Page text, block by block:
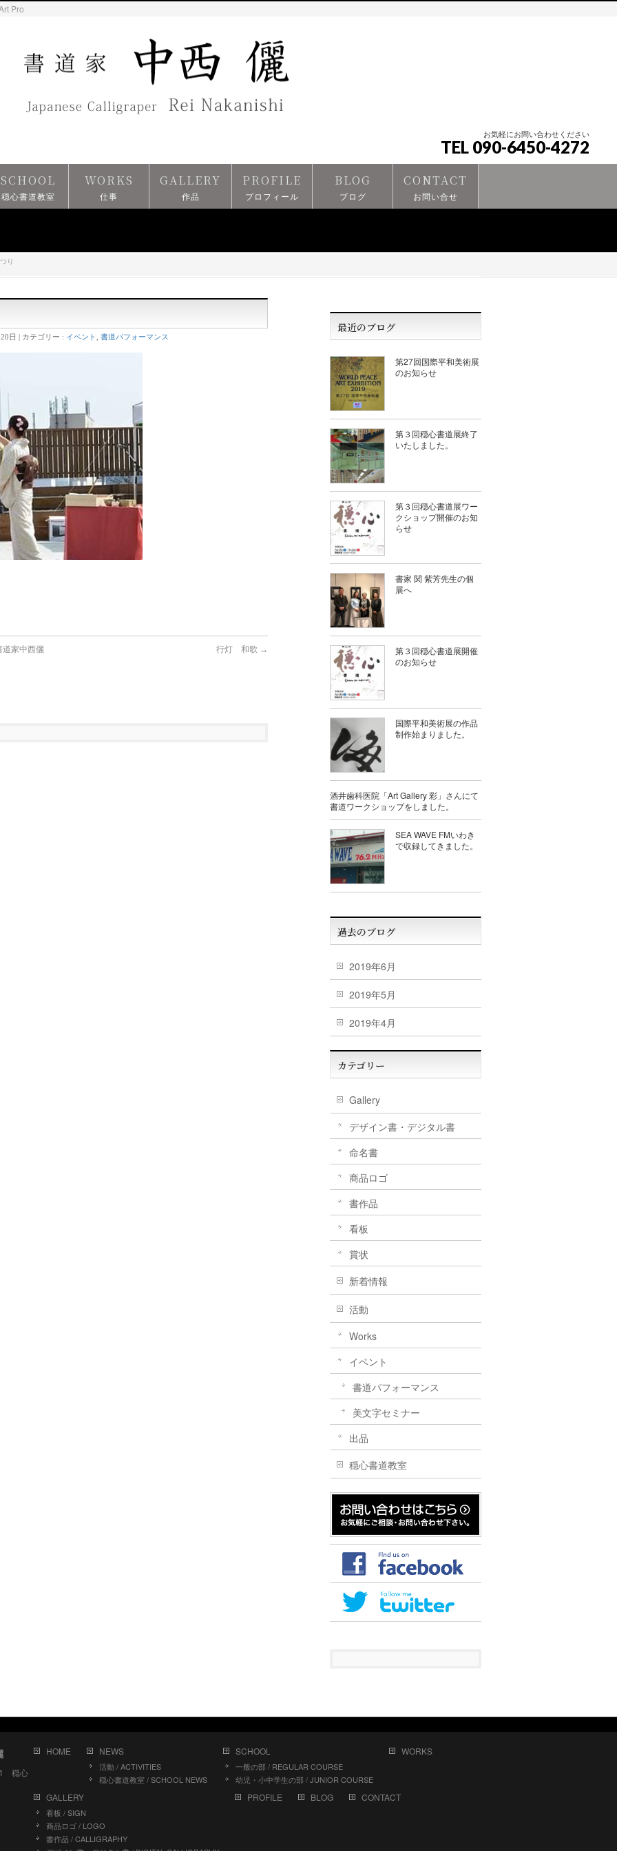
Pro
お気軽にお問い合わせください
TEL 090-6450-4272
SCHOOL
穏心書道教室
WORKS
仕事
GALLERY
作品
PROFILE
プロフィール
BLOG
ブログ
CONTACT
お問い合せ
り
日 カテゴリー : イベント 書道パフォーマンス
道家中西儷
行灯 和歌 →
最近のブログ
第27回国際平和美術展
のお知らせ
第３回穏心書道展終了
いたしました。
第３回穏心書道展ワー
クショップ開催のお知
らせ
書家 関 紫芳先生の個
展へ
第３回穏心書道展開催
のお知らせ
国際平和美術展の作品
制作始まりました。
酒井歯科医院「Art Gallery 彩」さんにて
書道ワークショップをしました。
SEA WAVE FMいわき
で収録してきました。
過去のブログ
2019年6月
2019年5月
2019年4月
カテゴリー
Gallery
デザイン書・デジタル書
命名書
商品ロゴ
書作品
看板
賞状
新着情報
活動
Works
イベント
書道パフォーマンス
美文字セミナー
出品
穏心書道教室
穏心
HOME NEWS
活動 / ACTIVITIES
穏心書道教室 / SCHOOL NEWS
SCHOOL
一般の部 / REGULAR COURSE
幼児・小中学生の部 / JUNIOR COURSE
WORKS
GALLERY
看板 / SIGN
商品ロゴ / LOGO
書作品 / CALLIGRAPHY
PROFILE BLOG CONTACT